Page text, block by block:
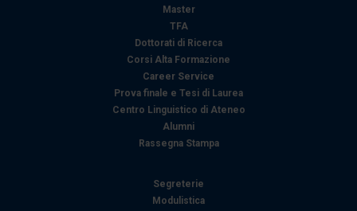
Master
TFA
Dottorati di Ricerca
Corsi Alta Formazione
Career Service
Prova finale e Tesi di Laurea
Centro Linguistico di Ateneo
Alumni
Rassegna Stampa
Segreterie
Modulistica